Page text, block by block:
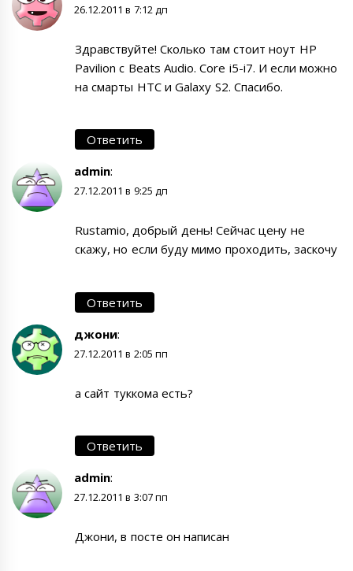
26.12.2011 в 7:12 дп
Здравствуйте! Сколько там стоит ноут HP
Pavilion c Beats Audio. Core i5-i7. И если можно
на смарты HTC и Galaxy S2. Спасибо.
Ответить
admin:
27.12.2011 в 9:25 дп
Rustamio, добрый день! Сейчас цену не
скажу, но если буду мимо проходить, заскочу
Ответить
джони:
27.12.2011 в 2:05 пп
а сайт туккома есть?
Ответить
admin:
27.12.2011 в 3:07 пп
Джони, в посте он написан